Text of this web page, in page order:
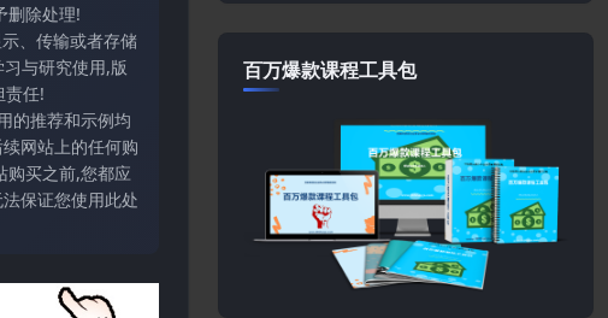
删除处理!
、传输或者存储
与研究使用,版
责任!
的推荐和示例均
网站上的任何购
购买之前,您都应
保证您使用此处
百万爆款课程工具包